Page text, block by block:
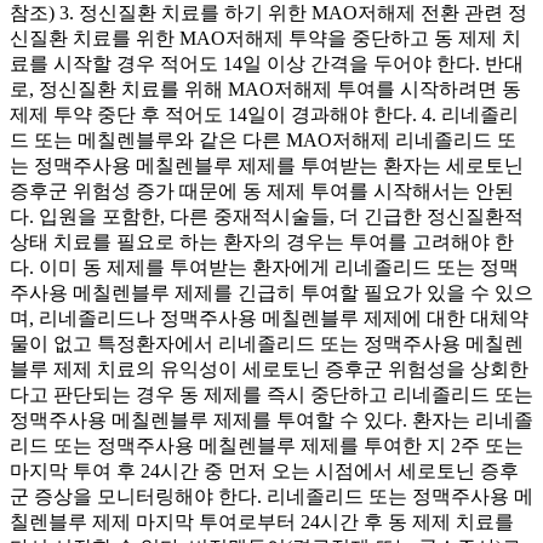
참조) 3. 정신질환 치료를 하기 위한 MAO저해제 전환 관련 정
신질환 치료를 위한 MAO저해제 투약을 중단하고 동 제제 치
료를 시작할 경우 적어도 14일 이상 간격을 두어야 한다. 반대
로, 정신질환 치료를 위해 MAO저해제 투여를 시작하려면 동
제제 투약 중단 후 적어도 14일이 경과해야 한다. 4. 리네졸리
드 또는 메칠렌블루와 같은 다른 MAO저해제 리네졸리드 또
는 정맥주사용 메칠렌블루 제제를 투여받는 환자는 세로토닌
증후군 위험성 증가 때문에 동 제제 투여를 시작해서는 안된
다. 입원을 포함한, 다른 중재적시술들, 더 긴급한 정신질환적
상태 치료를 필요로 하는 환자의 경우는 투여를 고려해야 한
다. 이미 동 제제를 투여받는 환자에게 리네졸리드 또는 정맥
주사용 메칠렌블루 제제를 긴급히 투여할 필요가 있을 수 있으
며, 리네졸리드나 정맥주사용 메칠렌블루 제제에 대한 대체약
물이 없고 특정환자에서 리네졸리드 또는 정맥주사용 메칠렌
블루 제제 치료의 유익성이 세로토닌 증후군 위험성을 상회한
다고 판단되는 경우 동 제제를 즉시 중단하고 리네졸리드 또는
정맥주사용 메칠렌블루 제제를 투여할 수 있다. 환자는 리네졸
리드 또는 정맥주사용 메칠렌블루 제제를 투여한 지 2주 또는
마지막 투여 후 24시간 중 먼저 오는 시점에서 세로토닌 증후
군 증상을 모니터링해야 한다. 리네졸리드 또는 정맥주사용 메
칠렌블루 제제 마지막 투여로부터 24시간 후 동 제제 치료를